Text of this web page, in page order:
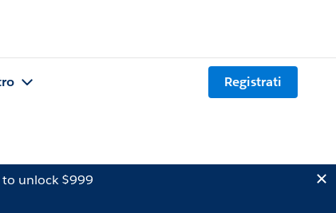
Registrati
unlock $999